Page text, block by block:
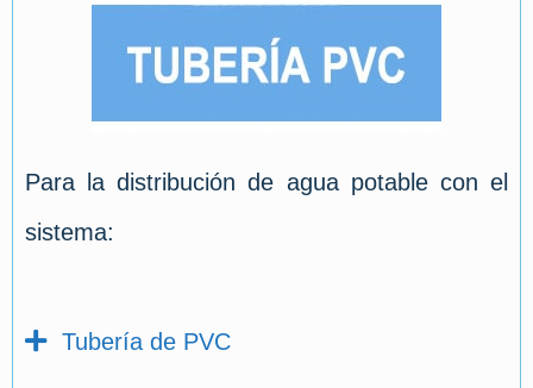
Para la distribución de agua potable con el
sistema:
Tubería de PVC